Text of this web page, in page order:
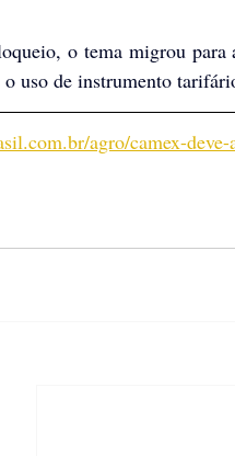
o tema migrou
o uso de instrumento
agro/camex-